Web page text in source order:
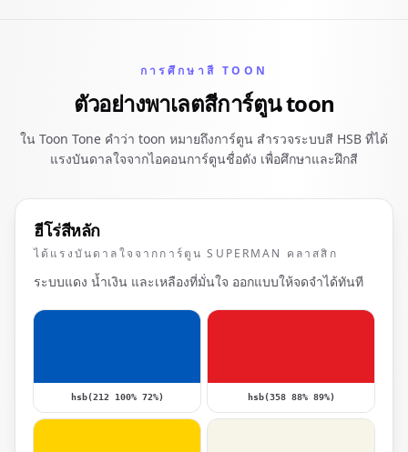
การศึกษาสี TOON
ตัวอย่างพาเลตสีการ์ตูน toon
ใน Toon Tone คำว่า toon หมายถึงการ์ตูน สำรวจระบบสี HSB ที่ได้
แรงบันดาลใจจากไอคอนการ์ตูนชื่อดัง เพื่อศึกษาและฝึกสี
ฮีโร่สีหลัก
ได้แรงบันดาลใจจากการ์ตูน SUPERMAN คลาสสิก
ระบบแดง น้ำเงิน และเหลืองที่มั่นใจ ออกแบบให้จดจำได้ทันที
hsb(212 100% 72%) hsb(358 88% 89%)